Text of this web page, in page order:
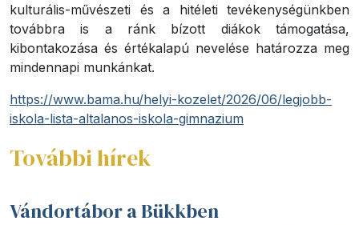
kulturális-művészeti és a hitéleti tevékenységünkben
továbbra is a ránk bízott diákok támogatása,
kibontakozása és értékalapú nevelése határozza meg
mindennapi munkánkat.
https://www.bama.hu/helyi-kozelet/2026/06/legjobb-
iskola-lista-altalanos-iskola-gimnazium
További hírek
Vándortábor a Bükkben